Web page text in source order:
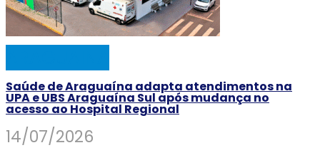
Saúde de Araguaína adapta atendimentos na
UPA e UBS Araguaína Sul após mudança no
acesso ao Hospital Regional
14/07/2026